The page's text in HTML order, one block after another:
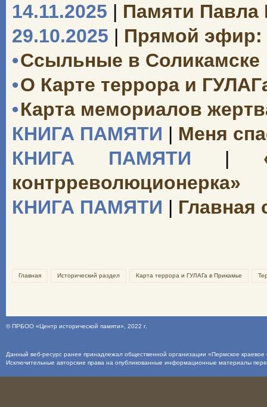
14.11.2025 | Памяти Павла
29.10.2025 | Прямой эфир:
•Ссыльные в Соликамске
•О Карте террора и
•Карта мемориалов
КНИГА ПАМЯТИ | Меня
КНИГА ПАМЯТИ
|
контрреволюционерка»
КНИГА ПАМЯТИ | Главная
Главная Исторический раздел Карта террора и ГУЛАГа в Прикамье
©ПРБОО «Центр исторической памяти» , 2022 г.
Данный веб-ресурс ранее принадлежал общественной организации «Пермское
Исключительные авторские права на опубликованные информационные материалы